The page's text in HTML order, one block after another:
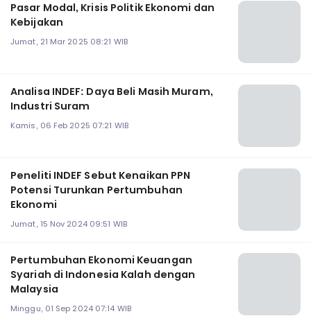
Pasar Modal, Krisis Politik Ekonomi dan
Kebijakan
Jumat, 21 Mar 2025 08:21 WIB
Analisa INDEF: Daya Beli Masih Muram,
Industri Suram
Kamis, 06 Feb 2025 07:21 WIB
Peneliti INDEF Sebut Kenaikan PPN
Potensi Turunkan Pertumbuhan
Ekonomi
Jumat, 15 Nov 2024 09:51 WIB
Pertumbuhan Ekonomi Keuangan
Syariah di Indonesia Kalah dengan
Malaysia
Minggu, 01 Sep 2024 07:14 WIB